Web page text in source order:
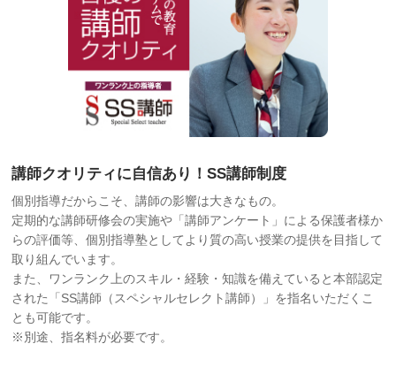
講師クオリティに自信あり！SS講師制度
個別指導だからこそ、講師の影響は大きなもの。
定期的な講師研修会の実施や「講師アンケート」による保護者様か
らの評価等、個別指導塾としてより質の高い授業の提供を目指して
取り組んでいます。
また、ワンランク上のスキル・経験・知識を備えていると本部認定
された「SS講師（スペシャルセレクト講師）」を指名いただくこ
とも可能です。
※別途、指名料が必要です。